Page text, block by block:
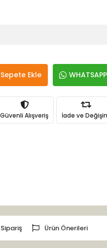
Sepete Ekle
Güvenli Alışveriş İade ve
Ürün Önerileri